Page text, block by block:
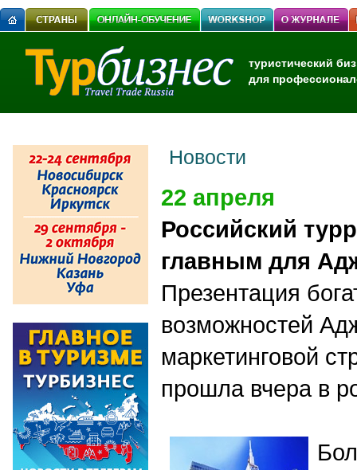
туристический
для
Новости
22 апреля
Российский
главным для
Презентация
возможностей
маркетинговой
прошла вчера в